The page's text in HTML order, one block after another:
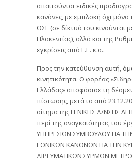
απαιτούνται ειδικές
κανόνες, με εμπλοκή όχι μόνο
ΟΣΕ (σε δίκτυό του κινούνται
Πλακεντίας), αλλά και της
εγκρίσεις από Ε.Ε. κ.α..
Προς την κατεύθυνση αυτή,
κινητικότητα. Ο φορέας
Ελλάδας» αποφάσισε τη
πίστωσης, μετά το από
αίτημα της ΓΕΝΙΚΗΣ Δ/ΝΣΗΣ
περί της αναγκαιότητας του
ΥΠΗΡΕΣΙΩΝ ΣΥΜΒΟΥΛΟΥ ΓΙΑ
ΕΘΝΙΚΩΝ ΚΑΝΟΝΩΝ ΓΙΑ ΤΗΝ
ΔΙΡΕΥΜΑΤΙΚΩΝ ΣΥΡΜΩΝ